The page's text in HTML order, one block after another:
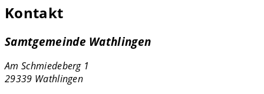
Kontakt
Samtgemeinde Wathlingen
Am Schmiedeberg 1
29339 Wathlingen